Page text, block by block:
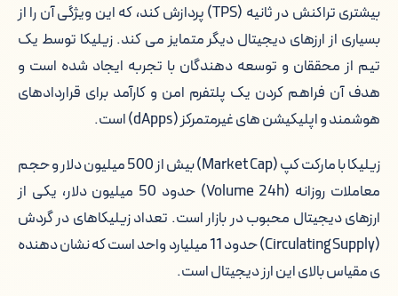
قیمت لحظه ای زیلیکا به تومان
احراز هویت برای خرید زیلیکا
خالق زیلیکا کیست؟
نحوه ایجاد زیلیکا (ZIL)
ویژگی های اصلی زیلیکا
فرصت ها و تهدیدهای زیلیکا
بیشتری تراکنش در ثانیه (TPS) پردازش کند، که این ویژگی آن را از
بسیاری از ارزهای دیجیتال دیگر متمایز می کند. زیلیکا توسط یک
تیم از محققان و توسعه دهندگان با تجربه ایجاد شده است و
هدف آن فراهم کردن یک پلتفرم امن و کارآمد برای قراردادهای
هوشمند و اپلیکیشن های غیرمتمرکز (dApps) است.
زیلیکا با مارکت کپ (Market Cap) بیش از 500 میلیون دلار و حجم
معاملات روزانه (Volume 24h) حدود 50 میلیون دلار، یکی از
ارزهای دیجیتال محبوب در بازار است. تعداد زیلیکاهای در گردش
(Circulating Supply) حدود 11 میلیارد واحد است که نشان دهنده
ی مقیاس بالای این ارز دیجیتال است.